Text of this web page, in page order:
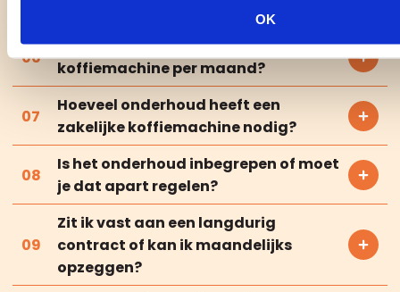
OK
Wat kost het huren van een
koffiemachine per maand?
Hoeveel onderhoud heeft een
zakelijke koffiemachine nodig?
Is het onderhoud inbegrepen of moet
je dat apart regelen?
Zit ik vast aan een langdurig
contract of kan ik maandelijks
opzeggen?